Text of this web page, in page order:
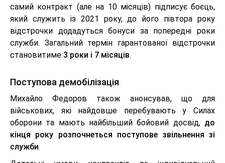
самий контракт (але на 10 місяців) підписує боєць,
який служить із 2021 року, до його півтора року
відстрочки додадуться бонуси за попередні роки
служби. Загальний термін гарантованої відстрочки
становитиме 3 роки і 7 місяців.
Поступова демобілізація
Михайло Федоров також анонсував, що для
військових, які найдовше перебувають у Силах
оборони та мають найбільший бойовий досвід, до
кінця року розпочнеться поступове звільнення зі
служби.